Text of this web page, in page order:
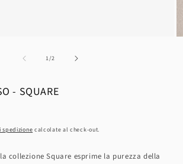
1/su
2
- SQUARE
spedizione calcolate al check-out.
collezione Square esprime la purezza della